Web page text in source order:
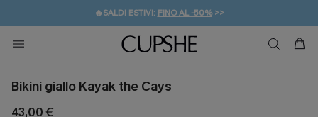
🔥SALDI ESTIVI: FINO AL -50%>>
🚚SPEDIZIONE GRATUITA DA 49€
💌REGALO PER I NUOVI: 20% DI SCONTO*
Bikini giallo Kayak the Cays
43,00 €